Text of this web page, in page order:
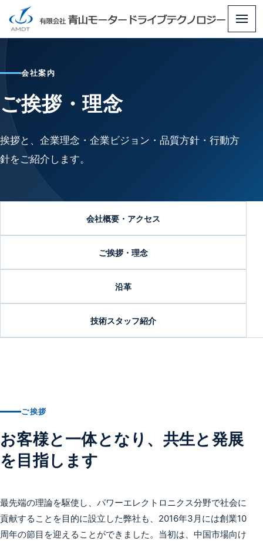
メ
会社案内
ご挨拶・理念
挨拶と、企業理念・企業ビジョン・品質方針・行動方
針をご紹介します。
会社概要・アクセス
ご挨拶・理念
沿革
技術スタッフ紹介
ご挨拶
お客様と一体となり、共生と発展
を目指します
最先端の理論を駆使し、パワーエレクトロニクス分野で社会に
貢献することを目的に設立した弊社も、2016年3月には創業10
周年の節目を迎えることができました。当初は、中国市場向け